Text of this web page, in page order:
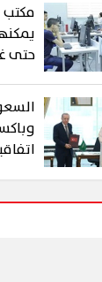
مكتب
حتى